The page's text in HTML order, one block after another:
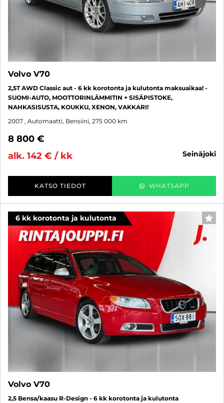
Volvo V70
2,5T AWD Classic aut - 6 kk korotonta ja kulutonta maksuaikaa! -
SUOMI-AUTO, MOOTTORINLÄMMITIN + SISÄPISTOKE,
NAHKASISUSTA, KOUKKU, XENON, VAKKARI!
2007 , Automaatti, Bensiini, 275 000 km
8 800 €
alk. 142 € / kk
seinäjoki
KATSO TIEDOT WHATSAPP
6 kk korotonta ja kulutonta
Volvo V70
2,5 Bensa/kaasu R-Design - 6 kk korotonta ja kulutonta